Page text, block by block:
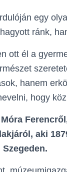
egy
ránk,
ott él a
hanem
hogy
aki